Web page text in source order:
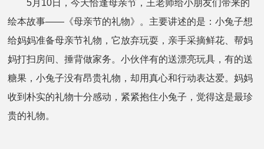
5月10日，今天恰逢母亲节，王老师给小朋友们带来的
绘本故事——《母亲节的礼物》。主要讲述的是：小兔子想
给妈妈准备母亲节礼物，它放弃玩耍，亲手采摘鲜花、帮妈
妈打扫房间、捶背做家务。小伙伴有的送漂亮玩具，有的送
糖果，小兔子没有昂贵礼物，却用真心和行动表达爱。妈妈
收到朴实的礼物十分感动，紧紧抱住小兔子，觉得这是最珍
贵的礼物。